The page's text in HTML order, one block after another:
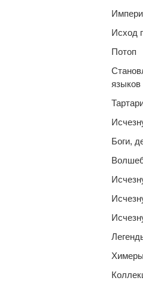
Исход
Потоп
языков
Боги,
Химеры